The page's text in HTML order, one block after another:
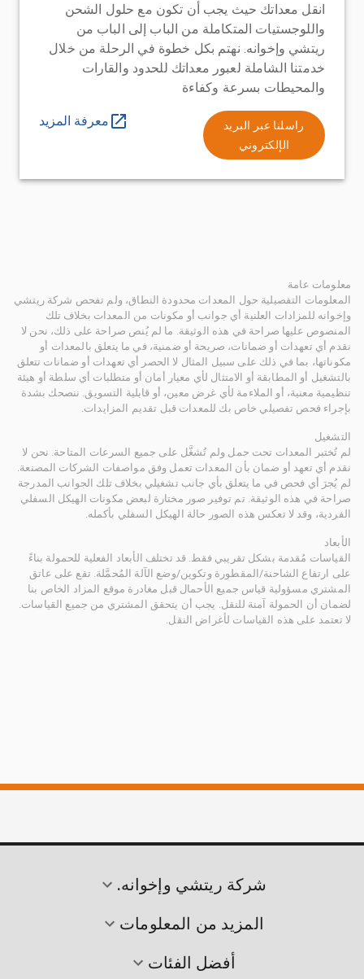
انقل معداتك حيث يجب أن تكون مع حلول الشحن
واللوجستيات المتكاملة من الباب إلى الباب من
ريتشي وإخوانه. نهتم بكل خطوة في الرحلة من خلال
خدمتنا الشاملة لعبور معداتك للحدود والقارات
والمحيطات بسرعة وكفاءة
راسلنا عبر البريد
الإلكتروني
معرفة المزيد
معلومات عامة
المعلومات التفصيلية حول المعدات محدودة النطاق، ولم تفحص شركة ريتشي
وإخوانه للمزادات العلنية أي جوانب أو مكونات من المعدات بخلاف تلك
المنصوص عليها صراحة في هذه الوثيقة. ما لم يُنص صراحة على ذلك، نحن لا
نقدم أي تعهدات أو ضمانات، صريحة أو ضمنية، في ما يتعلق بالمعدات أو
مكوناتها، بما في ذلك على سبيل المثال لا الحصر أي تعهدات أو ضمانات تتعلق
بالتشغيل أو المطابقة أو الامتثال لأي معيار أمان أو متطلبات أي سلطة أو هيئة
تنظيمية معنية، أو الملاءمة لأي غرض معين، أو قابلية التسويق. ننصحك بشدة
بإجراء فحص تفصيلي خاص بك للمعدات قبل تقديم المزايدات.
التشغيل
لم تُختبر المعدات تحت حمل ولم تُشغَّل على جميع السرعات المتاحة. نحن لا
نقدم أي تعهد أو ضمان بأن المعدات تعمل وفق مواصفات الشركات المصنعة.
لم يُجرَ أي فحص في ما يتعلق بأي جانب تشغيلي بخلاف تلك الجوانب المدرجة
صراحة في هذه الوثيقة. تم توفير صور مختارة لبعض مكونات الهيكل السفلي
الفردية، وقد لا تعكس هذه الصور حالة الهيكل السفلي بأكمله.
الأبعاد
القياسات مُقدمة بشكل تقريبي فقط. قد تختلف الأبعاد الفعلية للحمولة بناءً
على ارتفاع الشاحنة/المقطورة وتكوين/وضع الآلة المُحمَّلة. تقع على عاتق
المشتري مسؤولية قياس جميع الأحمال قبل مغادرة موقع المزاد الخاص بنا
لضمان أن الحمولة آمنة للنقل. يجب أن يتحقق المشتري من جميع القياسات.
لا تعتمد على هذه القياسات لأغراض النقل.
شركة ريتشي وإخوانه.
المزيد من المعلومات
أفضل الفئات